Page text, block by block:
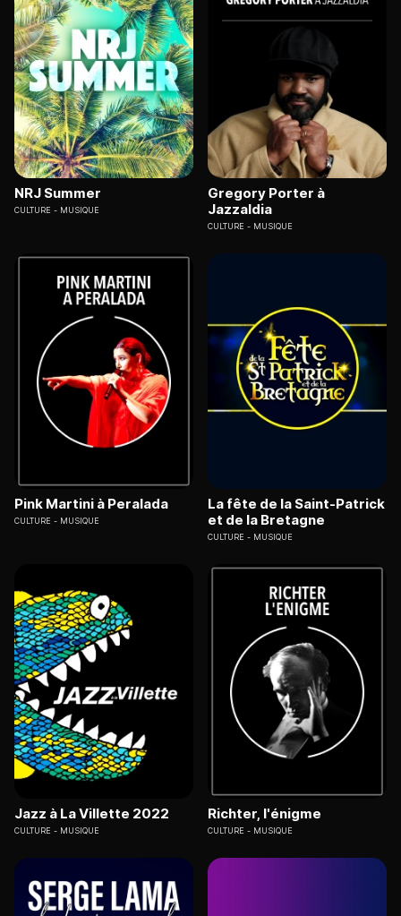
NRJ Summer
CULTURE MUSIQUE
Gregory Porter à
Jazzaldia
CULTURE MUSIQUE
Pink Martini à Peralada
CULTURE MUSIQUE
La fête de la Saint-Patrick
et de la Bretagne
CULTURE MUSIQUE
Jazz à La Villette 2022
CULTURE MUSIQUE
Richter, l'énigme
CULTURE MUSIQUE